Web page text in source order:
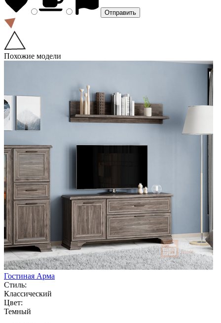
Похожие модели
Гостиная Арма
Стиль:
Классический
Цвет:
Темный